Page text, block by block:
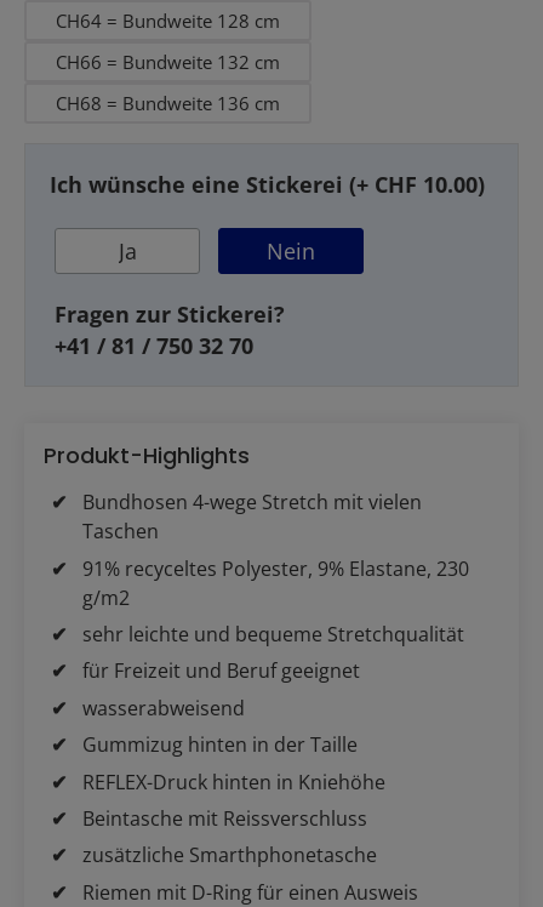
CH64 = Bundweite 128 cm
CH66 = Bundweite 132 cm
CH68 = Bundweite 136 cm
Ich wünsche eine Stickerei (+ CHF 10.00)
Ja Nein
Fragen zur Stickerei?
+41 / 81 / 750 32 70
Produkt-Highlights
Bundhosen 4-wege Stretch mit vielen
Taschen
91% recyceltes Polyester, 9% Elastane, 230
g/m2
sehr leichte und bequeme Stretchqualität
für Freizeit und Beruf geeignet
wasserabweisend
Gummizug hinten in der Taille
REFLEX-Druck hinten in Kniehöhe
Beintasche mit Reissverschluss
zusätzliche Smarthphonetasche
Riemen mit D-Ring für einen Ausweis